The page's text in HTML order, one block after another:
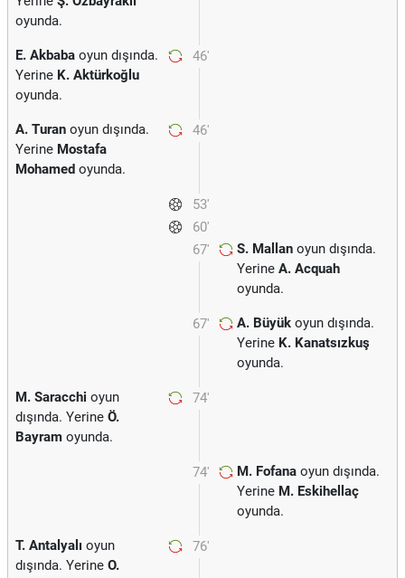
oyunda.
46'
E. Akbaba oyun dışında.
Yerine K. Aktürkoğlu
oyunda.
46'
A. Turan oyun dışında.
Yerine Mostafa
Mohamed oyunda.
53'
60'
67'
S. Mallan oyun dışında.
Yerine A. Acquah
oyunda.
67' A. Büyük oyun dışında.
Yerine K. Kanatsızkuş
oyunda.
74'
M. Saracchi oyun
dışında. Yerine Ö.
Bayram oyunda.
74' M. Fofana oyun dışında.
Yerine M. Eskihellaç
oyunda.
76'
T. Antalyalı oyun
dışında. Yerine O.